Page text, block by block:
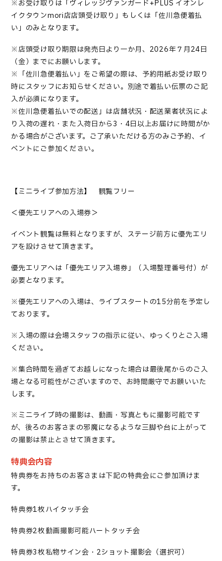
※お受け取りは「ヴィレッジヴァンガード+PLUS イオンレ
イクタウンmori店店頭受け取り」もしくは「佐川急便着払
い」のみとなります。
※店頭受け取り期限は発売日より一か月、 2026年７月24日
（金）までにお願いします。
※「佐川急便着払い」をご希望の際は、予約用紙お受け取り
時にスタッフにお知らせください。別途で着払い伝票のご記
入が必須になります。
※佐川急便着払いでの配送」は店舗状況・配送業者状況によ
り入荷の遅れ・また入荷日から3・4日以上お届けに時間がか
かる場合がございます。ご了承いただける方のみご予約、イ
ベントにご参加ください。
【ミニライブ参加方法】 観覧フリー
＜優先エリアへの入場券＞
イベント観覧は無料となりますが、ステージ前方に優先エリ
アを設けさせて頂きます。
優先エリアへは「優先エリア入場券」（入場整理番号付）が
必要となります。
※優先エリアへの入場は、ライブスタートの15分前を予定し
ております。
※入場の際は会場スタッフの指示に従い、ゆっくりと ご入場
ください。
※集合時間を過ぎてお越しになった場合は最後尾からのご入
場となる可能性がございますので、お時間厳守でお願いいた
します。
※ミニライブ時の撮影は、 動画・ 写真ともに撮影可能です
が、後ろのお客さまの邪魔になるような三脚や台に上がって
の撮影は禁止とさせて頂きます。
特典会内容
特典券をお持ちのお客さま は下記の特典会にご参加頂けま
す。
特典券1枚→ハイタッチ会
特典券2枚→動画撮影可能ハートタッチ会
特典券3枚→私物サイン会 ・ 2ショット撮影会 （選択可）